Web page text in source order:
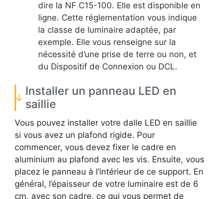
dire la NF C15-100. Elle est disponible en
ligne. Cette réglementation vous indique
la classe de luminaire adaptée, par
exemple. Elle vous renseigne sur la
nécessité d’une prise de terre ou non, et
du Dispositif de Connexion ou DCL.
Installer un panneau LED en
saillie
Vous pouvez installer votre dalle LED en saillie
si vous avez un plafond rigide. Pour
commencer, vous devez fixer le cadre en
aluminium au plafond avec les vis. Ensuite, vous
placez le panneau à l’intérieur de ce support. En
général, l’épaisseur de votre luminaire est de 6
cm, avec son cadre, ce qui vous permet de